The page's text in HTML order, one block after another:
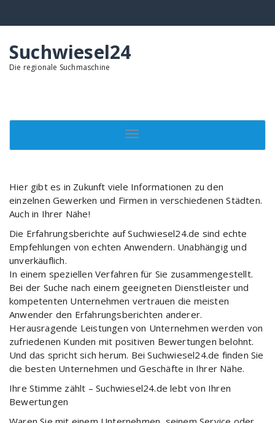
Suchwiesel24
Die regionale Suchmaschine
Toggle navigation
Hier gibt es in Zukunft viele Informationen zu den
einzelnen Gewerken und Firmen in verschiedenen Städten.
Auch in Ihrer Nähe!
Die Erfahrungsberichte auf Suchwiesel24.de sind echte
Empfehlungen von echten Anwendern. Unabhängig und
unverkäuflich.
In einem speziellen Verfahren für Sie zusammengestellt.
Bei der Suche nach einem geeigneten Dienstleister und
kompetenten Unternehmen vertrauen die meisten
Anwender den Erfahrungsberichten anderer.
Herausragende Leistungen von Unternehmen werden von
zufriedenen Kunden mit positiven Bewertungen belohnt.
Und das spricht sich herum. Bei Suchwiesel24.de finden Sie
die besten Unternehmen und Geschäfte in Ihrer Nähe.
Ihre Stimme zählt – Suchwiesel24.de lebt von Ihren
Bewertungen